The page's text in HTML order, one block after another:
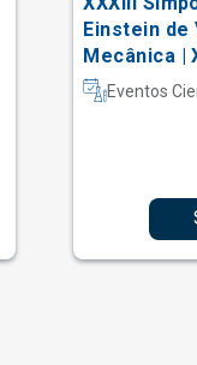
Einstein de
Mecânica |
Eventos